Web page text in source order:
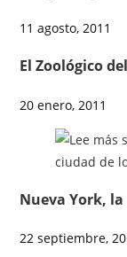
11 agosto, 2011
El Zoológico
20 enero, 2011
Nueva York,
22 septiembre,